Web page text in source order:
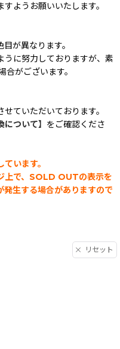
ようお願いいたします。
が異なります。
うに努力しておりますが、素
がございます。
ていただいております。
について】 をご確認くださ
います。
上で、SOLD OUTの表示を
発生する場合がありますので
リセット